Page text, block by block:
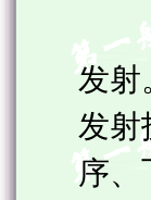
发射
发射
序、